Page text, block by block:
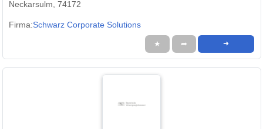
Neckarsulm, 74172
Firma:Schwarz Corporate Solutions
★ ➦ ➜